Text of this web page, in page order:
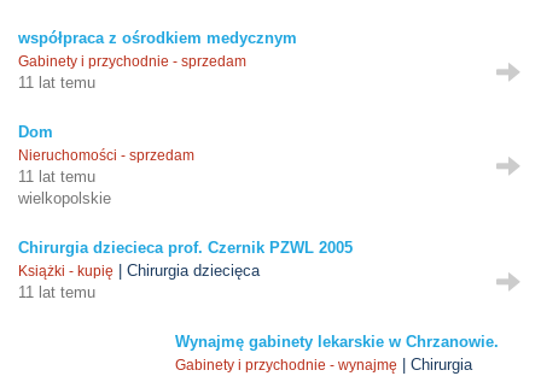
współpraca z ośrodkiem medycznym
Gabinety i przychodnie - sprzedam
11 lat temu
Dom
Nieruchomości - sprzedam
11 lat temu
wielkopolskie
Chirurgia dziecieca prof. Czernik PZWL 2005
Książki - kupię
| Chirurgia dziecięca
11 lat temu
Wynajmę gabinety lekarskie w Chrzanowie.
Gabinety i przychodnie - wynajmę
| Chirurgia